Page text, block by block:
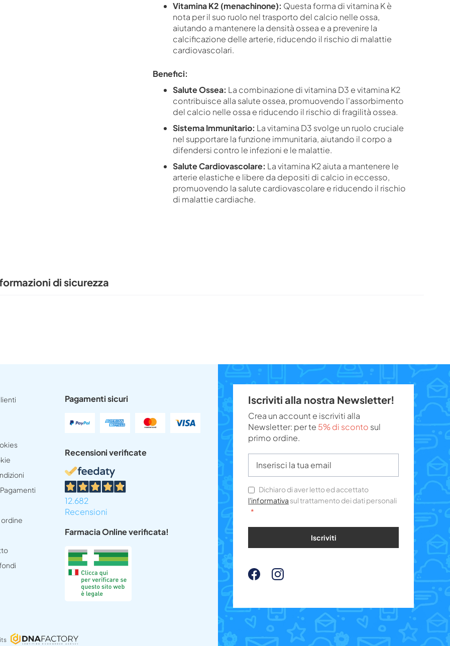
Vitamina K2 (menachinone): Questa forma di vitamina K è
nota per il suo ruolo nel trasporto del calcio nelle ossa,
aiutando a mantenere la densità ossea e a prevenire la
calcificazione delle arterie, riducendo il rischio di malattie
cardiovascolari.
Benefici:
Salute Ossea: La combinazione di vitamina D3 e vitamina K2
contribuisce alla salute ossea, promuovendo l'assorbimento
del calcio nelle ossa e riducendo il rischio di fragilità ossea.
Sistema Immunitario: La vitamina D3 svolge un ruolo cruciale
nel supportare la funzione immunitaria, aiutando il corpo a
difendersi contro le infezioni e le malattie.
Salute Cardiovascolare: La vitamina K2 aiuta a mantenere le
arterie elastiche e libere da depositi di calcio in eccesso,
promuovendo la salute cardiovascolare e riducendo il rischio
di malattie cardiache.
di sicurezza
Pagamenti sicuri
Recensioni verificate
12.682
Recensioni
Farmacia Online verificata!
Iscriviti alla nostra Newsletter!
Crea un account e iscriviti alla
Newsletter: per te 5% di sconto sul
primo ordine.
Dichiaro di aver letto ed accettato
l'informativa sul trattamento dei dati personali
Iscriviti